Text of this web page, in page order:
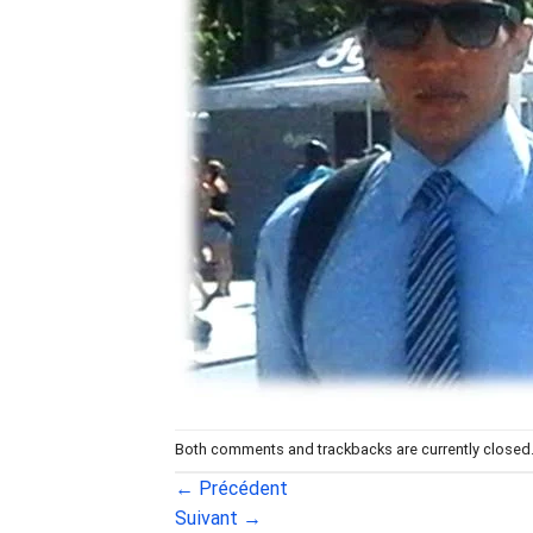
Both comments and trackbacks are currently closed.
← Précédent
Suivant →